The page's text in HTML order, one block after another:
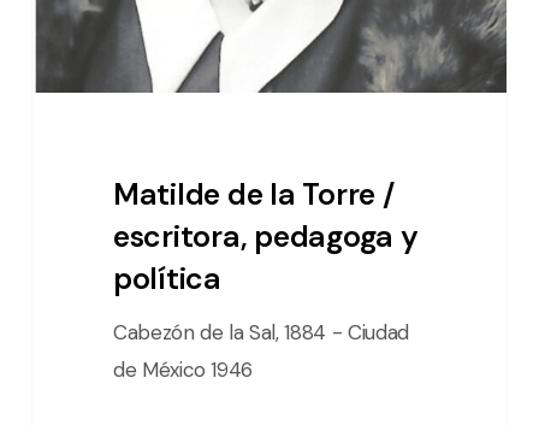
Matilde de la Torre /
escritora, pedagoga y
política
Cabezón de la Sal, 1884 - Ciudad
de México 1946